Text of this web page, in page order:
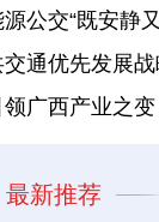
公交“既安静
通优先发展
广西产业之变
最新推荐